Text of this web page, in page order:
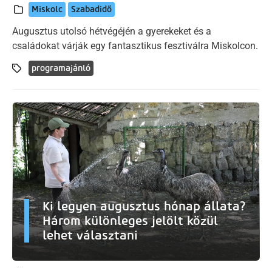
Miskolc Szabadidő
Augusztus utolsó hétvégéjén a gyerekeket és a
családokat várják egy fantasztikus fesztiválra Miskolcon.
programajánló
Ki legyen augusztus hónap állata?
Három különleges jelölt közül
lehet választani